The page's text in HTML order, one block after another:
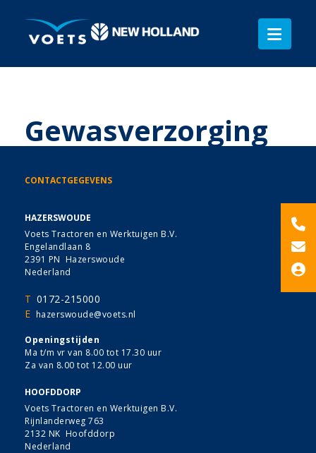
Gewasverzorging
CONTACTGEGEVENS
HAZERSWOUDE
Voets Tractoren en Werktuigen B.V.
Engelandlaan 8
2391 PN Hazerswoude
Nederland
T 0172-215000
E hazerswoude@voets.nl
Openingstijden
Ma t/m vr van 8.00 tot 17.30 uur
Za van 8.00 tot 12.00 uur
HOOFDDORP
Voets Tractoren en Werktuigen B.V.
Rijnlanderweg 763
2132 NK Hoofddorp
Nederland